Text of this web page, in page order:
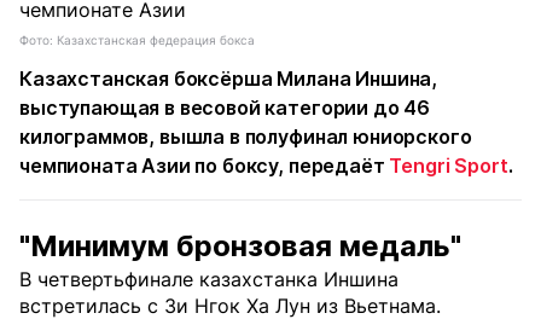
Фото: Казахстанская федерация бокса
Казахстанская боксёрша Милана Иншина,
выступающая в весовой категории до 46
килограммов, вышла в полуфинал юниорского
чемпионата Азии по боксу, передаёт Tengri Sport.
"Минимум бронзовая медаль"
В четвертьфинале казахстанка Иншина
встретилась с Зи Нгок Ха Лун из Вьетнама.